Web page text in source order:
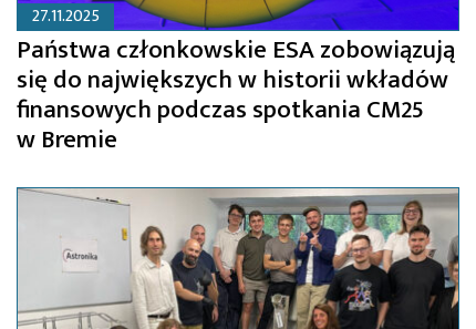
27.11.2025
Państwa członkowskie ESA zobowiązują
się do największych w historii wkładów
finansowych podczas spotkania CM25
w Bremie